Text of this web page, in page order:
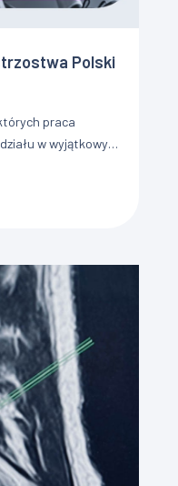
Polski
praca
w wyjątkowym
i sportową.